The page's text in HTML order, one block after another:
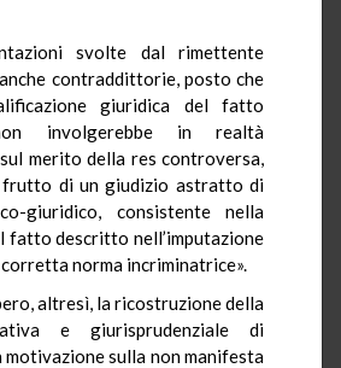
svolte dal rimettente
contraddittorie, posto che
giuridica del fatto
involgerebbe in realtà
merito della res controversa,
frutto di un giudizio astratto di
giuridico, consistente nella
fatto descritto nell’imputazione
norma incriminatrice».
altresì, la ricostruzione della
e giurisprudenziale di
sulla non manifesta